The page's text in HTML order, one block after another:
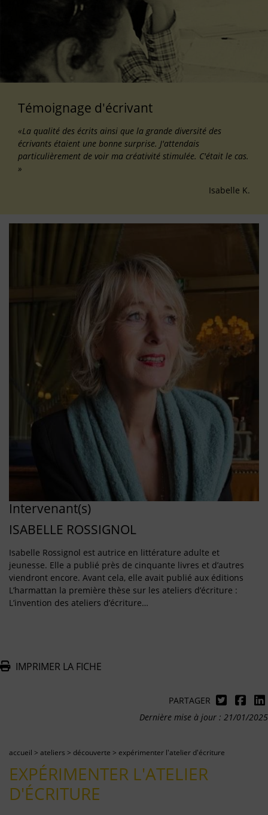
Témoignage d'écrivant
«La qualité des écrits ainsi que la grande diversité des
écrivants étaient une bonne surprise. J'attendais
particulièrement de voir ma créativité stimulée. C'était le cas.
»
Isabelle K.
Intervenant(s)
ISABELLE ROSSIGNOL
Isabelle Rossignol est autrice en littérature adulte et
jeunesse. Elle a publié près de cinquante livres et d’autres
viendront encore. Avant cela, elle avait publié aux éditions
L’harmattan la première thèse sur les ateliers d’écriture :
L’invention des ateliers d’écriture…
IMPRIMER LA FICHE
PARTAGER
Dernière mise à jour : 21/01/2025
accueil > ateliers > découverte > expérimenter l'atelier d'écriture
EXPÉRIMENTER L'ATELIER
D'ÉCRITURE